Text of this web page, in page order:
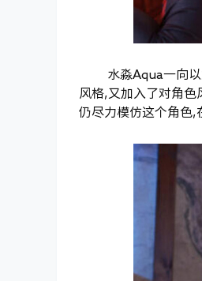
水淼Aqua一向
风格,又加入了对角色
仍尽力模仿这个角色,